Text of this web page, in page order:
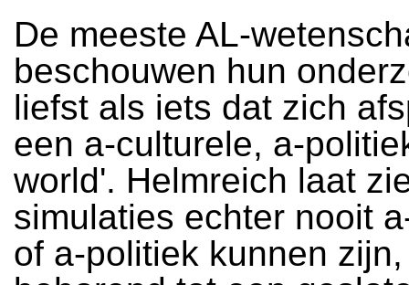
De meeste AL-
beschouwen hun
liefst als iets dat zich
een a-culturele, a-
world'. Helmreich laat
simulaties echter nooit
of a-politiek kunnen